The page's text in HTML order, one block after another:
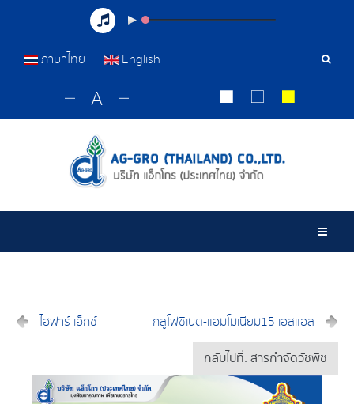
เครื่อ
ภาษาไทย English
ไฮฟาร์ เอ็กซ์ กลูโฟซิเนต-แอมโมเนียม15 เอสแอล
กลับไปที่: สารกำจัดวัชพืช